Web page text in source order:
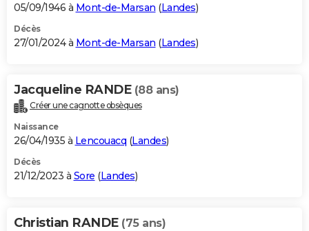
05/09/1946 à Mont-de-Marsan (Landes)
Décès
27/01/2024 à Mont-de-Marsan (Landes)
Jacqueline RANDE (88 ans)
Créer une cagnotte obsèques
Naissance
26/04/1935 à Lencouacq (Landes)
Décès
21/12/2023 à Sore (Landes)
Christian RANDE (75 ans)